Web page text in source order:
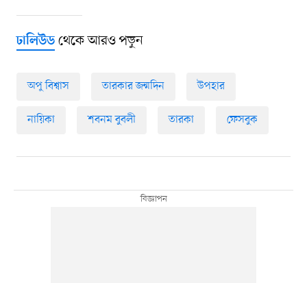
ঢালিউডথেকে আরও পড়ুন
অপু বিশ্বাস তারকার জন্মদিন উপহার
নায়িকা শবনম বুবলী তারকা ফেসবুক